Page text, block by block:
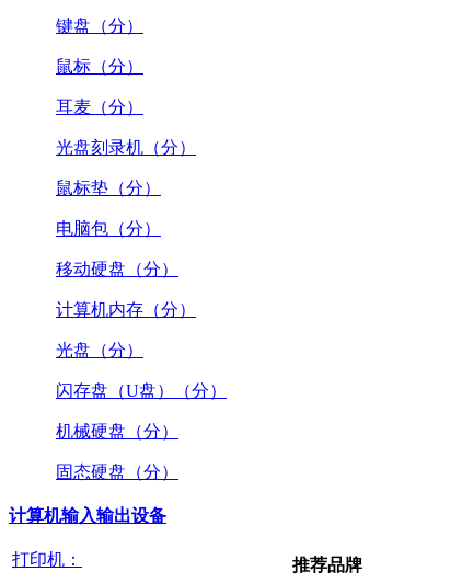
键盘（分）
鼠标（分）
耳麦（分）
光盘刻录机（分）
鼠标垫（分）
电脑包（分）
移动硬盘（分）
计算机内存（分）
光盘（分）
闪存盘（U盘）（分）
机械硬盘（分）
固态硬盘（分）
计算机输入输出设备
打印机： 推荐品牌